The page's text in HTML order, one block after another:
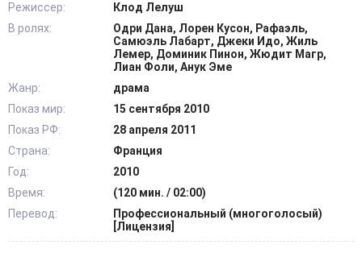
политическими взглядами. Взаимоотношения заметно
отличались, но все были яркими, запоминающимися,
оставившими глубокий след. Любовь всегда была
сильной и неповторимой. @Filmix.fan
Режиссер:
Клод Лелуш
В ролях:
Одри Дана, Лорен Кусон, Рафаэль,
Самюэль Лабарт, Джеки Идо, Жиль
Лемер, Доминик Пинон, Жюдит Магр,
Лиан Фоли, Анук Эме
Жанр:
драма
Показ мир:
15 сентября 2010
Показ РФ:
28 апреля 2011
Страна:
Франция
Год:
2010
Время:
(120 мин. / 02:00)
Перевод:
Профессиональный (многоголосый)
[Лицензия]